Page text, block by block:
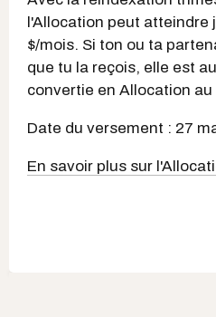
l'Allocation peut atteindre
$/mois. Si ton ou ta
que tu la reçois, elle est
convertie en Allocation
Date du versement : 27
En savoir plus sur